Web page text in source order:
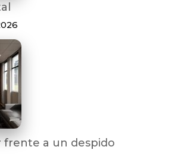
frente a un despido